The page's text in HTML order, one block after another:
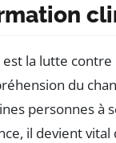
la lutte
du
personnes à
il devient